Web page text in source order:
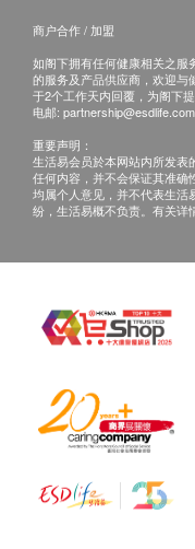
咨询有认可资格
本服务/产品由
有关此服务/产
产品而引致的损
网购
商户合作 / 加盟
如阁下拥有任何健康相关之服
的服务及产品供应商，欢迎与
于2个工作天内回覆，为阁下
电邮: partnership@esdlife.com
重要声明：
生活易会员於本网站内所发表
任何内容，并不会保证其准确
均属个人意见，并不代表生活
纷，生活易概不负责。有关详